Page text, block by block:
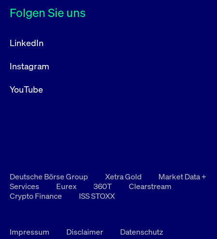
Folgen Sie uns
LinkedIn
Instagram
YouTube
Deutsche Börse Group Xetra Gold
Market Data +
Services
Eurex 360T
Clearstream
Crypto Finance
ISS STOXX
Impressum Disclaimer
Datenschutz